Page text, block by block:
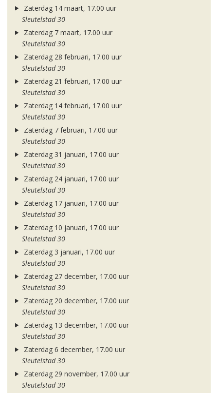
Zaterdag 14 maart, 17.00 uur
Sleutelstad 30
Zaterdag 7 maart, 17.00 uur
Sleutelstad 30
Zaterdag 28 februari, 17.00 uur
Sleutelstad 30
Zaterdag 21 februari, 17.00 uur
Sleutelstad 30
Zaterdag 14 februari, 17.00 uur
Sleutelstad 30
Zaterdag 7 februari, 17.00 uur
Sleutelstad 30
Zaterdag 31 januari, 17.00 uur
Sleutelstad 30
Zaterdag 24 januari, 17.00 uur
Sleutelstad 30
Zaterdag 17 januari, 17.00 uur
Sleutelstad 30
Zaterdag 10 januari, 17.00 uur
Sleutelstad 30
Zaterdag 3 januari, 17.00 uur
Sleutelstad 30
Zaterdag 27 december, 17.00 uur
Sleutelstad 30
Zaterdag 20 december, 17.00 uur
Sleutelstad 30
Zaterdag 13 december, 17.00 uur
Sleutelstad 30
Zaterdag 6 december, 17.00 uur
Sleutelstad 30
Zaterdag 29 november, 17.00 uur
Sleutelstad 30